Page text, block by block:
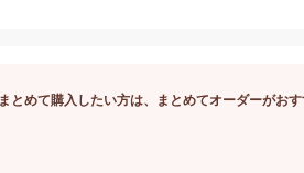
とめて購入したい方は、まとめてオーダーがお